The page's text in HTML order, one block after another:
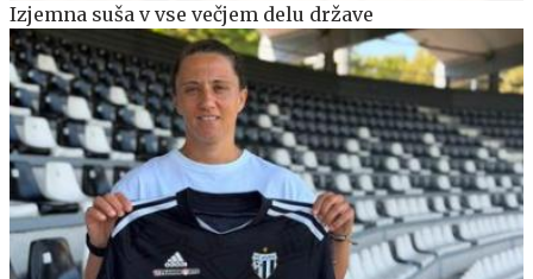
Izjemna suša v vse večjem delu države